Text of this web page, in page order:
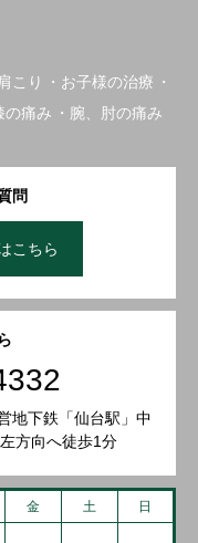
肩こり
お子様の治療
の痛み 腕、肘の痛み
問
こちら
地下鉄「仙台駅」中
方向へ徒歩1分
金 土 日